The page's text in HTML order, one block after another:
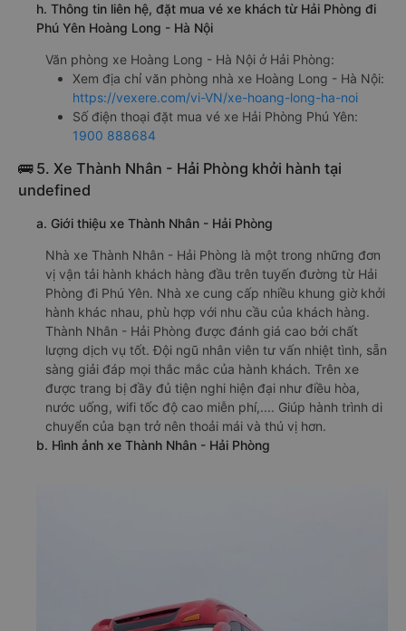
h. Thông tin liên hệ, đặt mua vé xe khách từ Hải Phòng đi
Phú Yên Hoàng Long - Hà Nội
Văn phòng xe Hoàng Long - Hà Nội ở Hải Phòng:
Xem địa chỉ văn phòng nhà xe Hoàng Long - Hà Nội:
https://vexere.com/vi-VN/xe-hoang-long-ha-noi
Số điện thoại đặt mua vé xe Hải Phòng Phú Yên:
1900 888684
🚌 5. Xe Thành Nhân - Hải Phòng khởi hành tại
undefined
a. Giới thiệu xe Thành Nhân - Hải Phòng
Nhà xe Thành Nhân - Hải Phòng là một trong những đơn
vị vận tải hành khách hàng đầu trên tuyến đường từ Hải
Phòng đi Phú Yên. Nhà xe cung cấp nhiều khung giờ khởi
hành khác nhau, phù hợp với nhu cầu của khách hàng.
Thành Nhân - Hải Phòng được đánh giá cao bởi chất
lượng dịch vụ tốt. Đội ngũ nhân viên tư vấn nhiệt tình, sẵn
sàng giải đáp mọi thắc mắc của hành khách. Trên xe
được trang bị đầy đủ tiện nghi hiện đại như điều hòa,
nước uống, wifi tốc độ cao miễn phí,.... Giúp hành trình di
chuyển của bạn trở nên thoải mái và thú vị hơn.
b. Hình ảnh xe Thành Nhân - Hải Phòng